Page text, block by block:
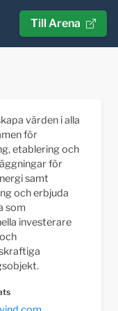
Till Arena
värden i alla
för
etablering och
för
samt
och erbjuda
som
investerare